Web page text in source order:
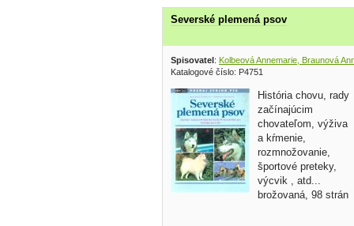
Severské plemená psov
Spisovatel: Kolbeová Annemarie, Braunová
Katalogové číslo: P4751
História chovu, rady
začínajúcim
chovateľom, výživa
a kŕmenie,
rozmnožovanie,
športové preteky,
výcvik , atd...
brožovaná, 98 strán